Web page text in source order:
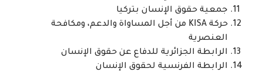
جمعية حقوق الإنسان بتركيا
حركة KISA من أجل المساواة والدعم، ومكافحة
العنصرية
الرابطة الجزائرية للدفاع عن حقوق الإنسان
الرابطة الفرنسية لحقوق الإنسان